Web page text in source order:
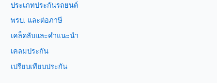
ประเภทประกันรถยนต์
พรบ. และต่อภาษี
เคล็ดลับและคำแนะนำ
เคลมประกัน
เปรียบเทียบประกัน